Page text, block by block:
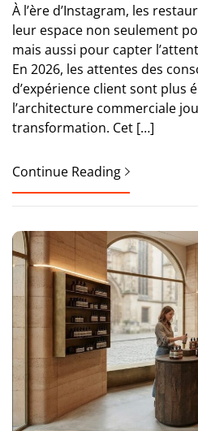
À l’ère d’Instagram, les
leur espace non seulement
mais aussi pour capter
En 2026, les attentes des
d’expérience client sont plus
l’architecture commerciale
transformation. Cet […]
Continue Reading